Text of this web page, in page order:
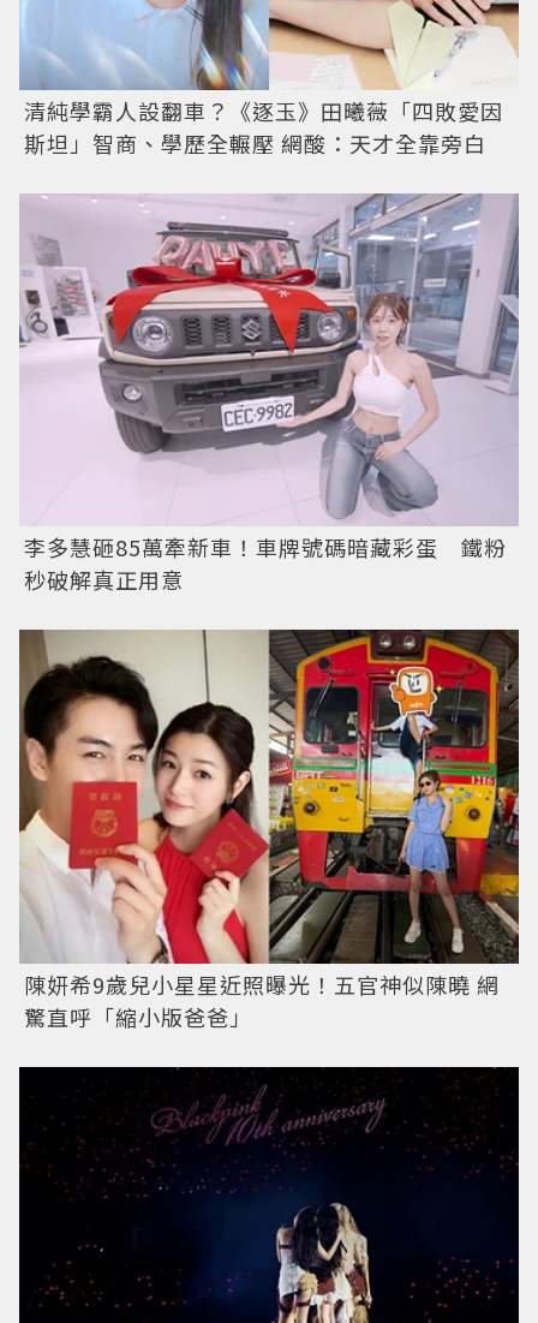
清純學霸人設翻車？《逐玉》田曦薇「四敗愛因
斯坦」智商、學歷全輾壓 網酸：天才全靠旁白
李多慧砸85萬牽新車！車牌號碼暗藏彩蛋 鐵粉
秒破解真正用意
陳妍希9歲兒小星星近照曝光！五官神似陳曉 網
驚直呼「縮小版爸爸」